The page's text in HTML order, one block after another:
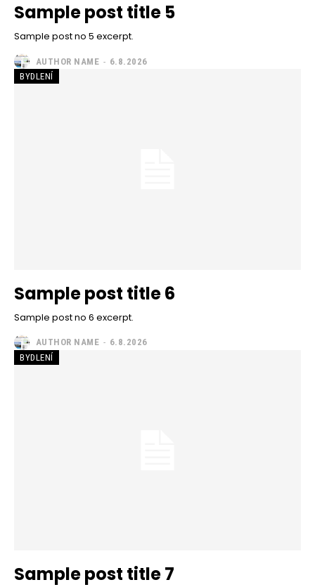
Sample post title 5
Sample post no 5 excerpt.
AUTHOR NAME - 6.8.2026
BYDLENÍ
Sample post title 6
Sample post no 6 excerpt.
AUTHOR NAME - 6.8.2026
BYDLENÍ
Sample post title 7